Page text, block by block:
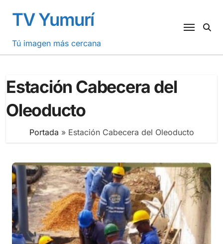
contenido
TV Yumurí
Tú imagen más cercana
Estación Cabecera del
Oleoducto
Portada » Estación Cabecera del Oleoducto